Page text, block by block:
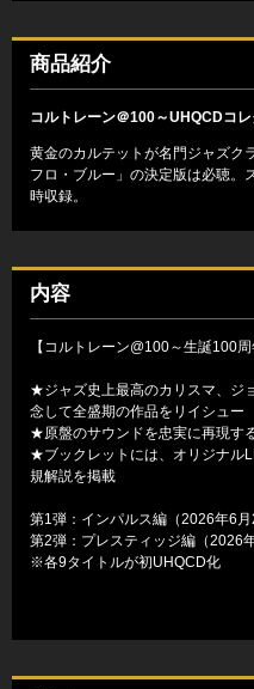
商品紹介
コルトレーン＠100～UHQCDコレ
黄金のカルテットが名門ジャズク
フロ・ブルー」の決定版は必聴。
時収録。
内容
【コルトレーン@100～生誕100
★ジャズ史上最高のカリスマ、ジ
念して全盛期の作品をリイシュー
★原盤のサウンドを忠実に再現す
★ブックレットには、オリジナル
規解説を掲載
第1弾：インパルス編（2026年6
第2弾：プレスティッジ編（2026
※各9タイトルが初UHQCD化